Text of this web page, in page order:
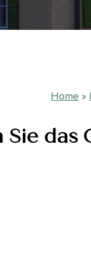
Home »
das